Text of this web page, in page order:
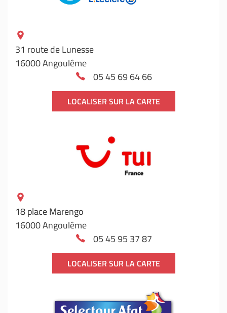
31 route de Lunesse
16000 Angoulême
05 45 69 64 66
LOCALISER SUR LA CARTE
18 place Marengo
16000 Angoulême
05 45 95 37 87
LOCALISER SUR LA CARTE